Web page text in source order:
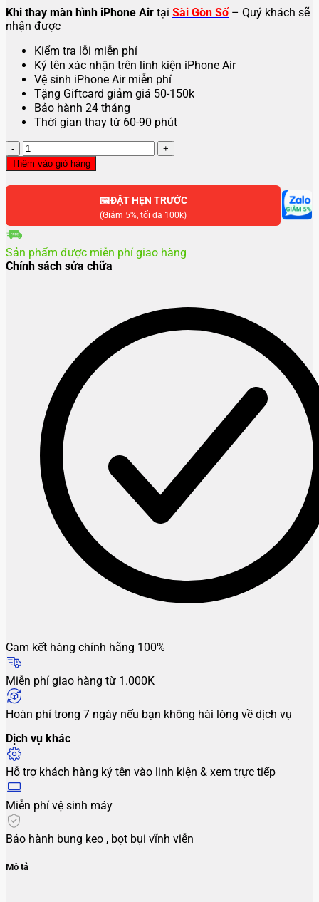
Khi thay màn hình iPhone Air tại Sài Gòn Số– Quý khách sẽ
nhận được
Kiểm tra lỗi miễn phí
Ký tên xác nhận trên linh kiện iPhone Air
Vệ sinh iPhone Air miễn phí
Tặng Giftcard giảm giá 50-150k
Bảo hành 24 tháng
Thời gian thay từ 60-90 phút
Thay
màn
hình
iPhone
lượng
Thêm vào giỏ hàng
📅ĐẶT HẸN TRƯỚC
(Giảm 5%, tối đa 100k)
Sản phẩm được miễn phí giao hàng
Chính sách sửa chữa
Cam kết hàng chính hãng 100%
Miễn phí giao hàng từ 1.000K
Hoàn phí trong 7 ngày nếu bạn không hài lòng về dịch vụ
Dịch vụ khác
Hỗ trợ khách hàng ký tên vào linh kiện & xem trực tiếp
Miễn phí vệ sinh máy
Bảo hành bung keo , bọt bụi vĩnh viễn
Mô tả